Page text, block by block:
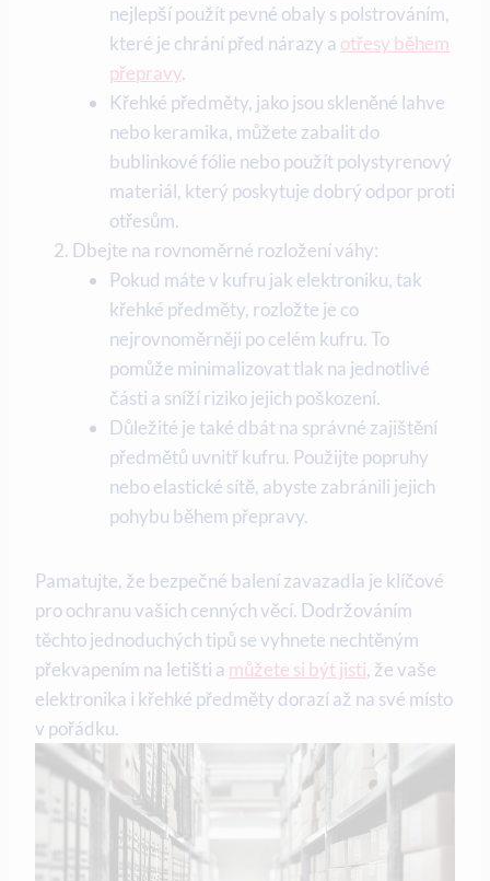
nejlepší použít pevné obaly s polstrováním,
které je chrání před nárazy a otřesy během
přepravy.
Křehké předměty, jako jsou skleněné lahve
nebo keramika, můžete zabalit do
bublinkové fólie nebo použít polystyrenový
materiál, který poskytuje dobrý odpor proti
otřesům.
Dbejte na rovnoměrné rozložení váhy:
Pokud máte v kufru jak elektroniku, tak
křehké předměty, rozložte je co
nejrovnoměrněji po celém kufru. To
pomůže minimalizovat tlak na jednotlivé
části a sníží riziko jejich poškození.
Důležité je také dbát na správné zajištění
předmětů uvnitř kufru. Použijte popruhy
nebo elastické sítě, abyste zabránili jejich
pohybu během přepravy.
Pamatujte, že bezpečné balení zavazadla je klíčové
pro ochranu vašich cenných věcí. Dodržováním
těchto jednoduchých tipů se vyhnete nechtěným
překvapením na letišti a můžete si být jisti, že vaše
elektronika i křehké předměty dorazí až na své místo
v pořádku.